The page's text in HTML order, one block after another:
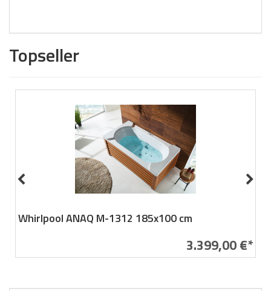
Topseller
Whirlpool ANAQ M-1312 185x100 cm
3.399,00 €*